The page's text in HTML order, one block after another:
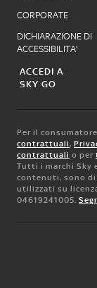
CORPORATE
DICHIARAZIONE DI
ACCESSIBILITA'
ACCEDI A
SKY GO
Per il
contrattuali,
contrattuali o per
Tutti i marchi
contenuti, sono
utilizzati su
04619241005.